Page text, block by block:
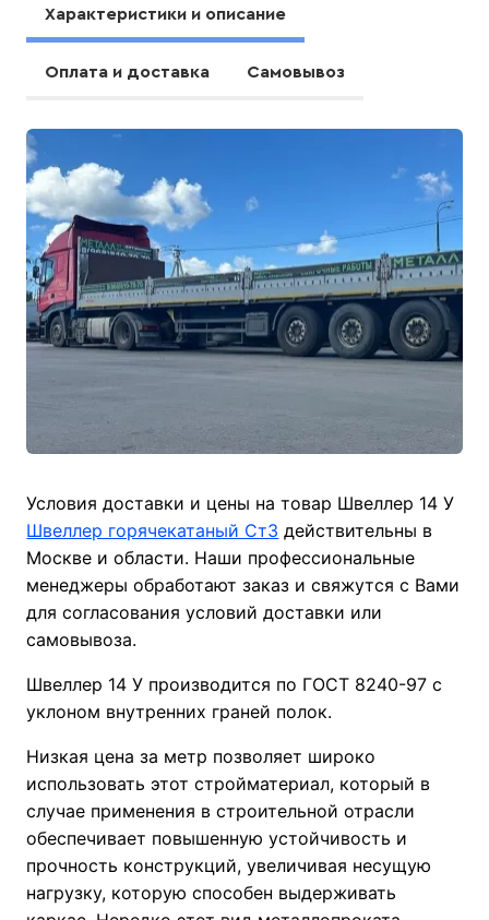
Характеристики и описание
Оплата и доставка Самовывоз
Условия доставки и цены на товар Швеллер 14 У
Швеллер горячекатаный Ст3 действительны в
Москве и области. Наши профессиональные
менеджеры обработают заказ и свяжутся с Вами
для согласования условий доставки или
самовывоза.
Швеллер 14 У производится по ГОСТ 8240-97 с
уклоном внутренних граней полок.
Низкая цена за метр позволяет широко
использовать этот стройматериал, который в
случае применения в строительной отрасли
обеспечивает повышенную устойчивость и
прочность конструкций, увеличивая несущую
нагрузку, которую способен выдерживать